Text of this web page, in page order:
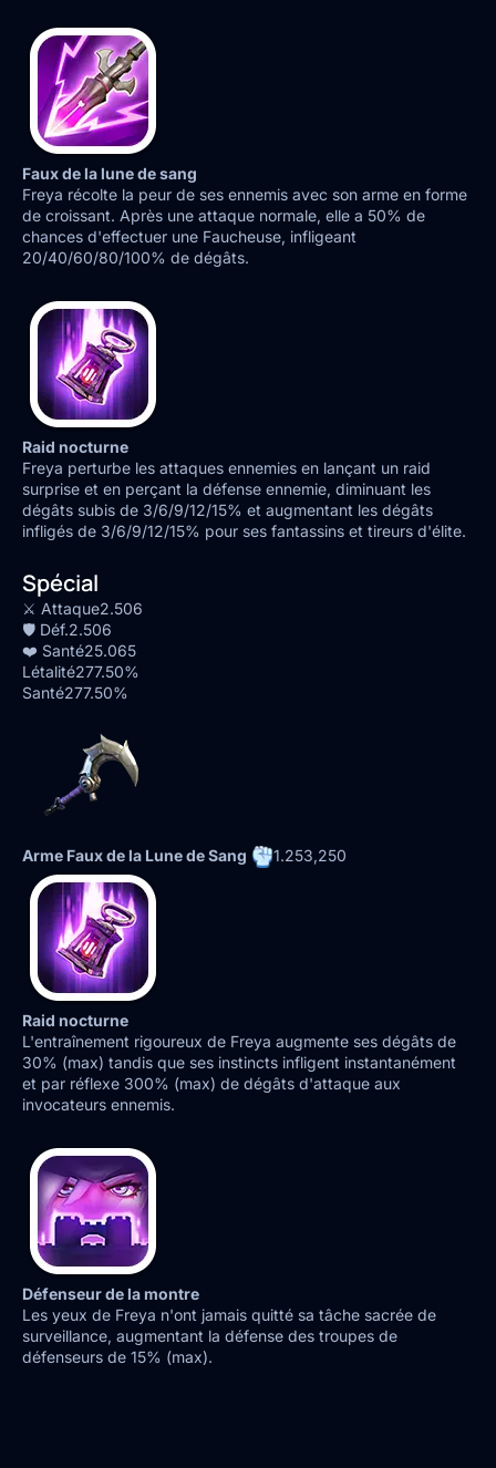
Faux de la lune de sang
Freya récolte la peur de ses ennemis avec son arme en forme
de croissant. Après une attaque normale, elle a 50% de
chances d'effectuer une Faucheuse, infligeant
20/40/60/80/100% de dégâts.
Raid nocturne
Freya perturbe les attaques ennemies en lançant un raid
surprise et en perçant la défense ennemie, diminuant les
dégâts subis de 3/6/9/12/15% et augmentant les dégâts
infligés de 3/6/9/12/15% pour ses fantassins et tireurs d'élite.
Spécial
⚔️ Attaque2.506
🛡️ Déf.2.506
❤️ Santé25.065
Létalité277.50%
Santé277.50%
Arme Faux de la Lune de Sang 1.253,250
Raid nocturne
L'entraînement rigoureux de Freya augmente ses dégâts de
30% (max) tandis que ses instincts infligent instantanément
et par réflexe 300% (max) de dégâts d'attaque aux
invocateurs ennemis.
Défenseur de la montre
Les yeux de Freya n'ont jamais quitté sa tâche sacrée de
surveillance, augmentant la défense des troupes de
défenseurs de 15% (max).